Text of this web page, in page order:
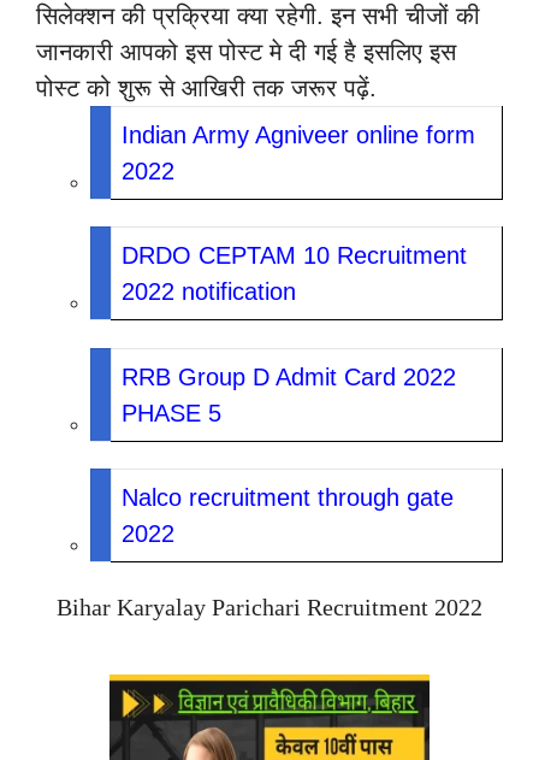
सिलेक्शन की प्रक्रिया क्या रहेगी. इन सभी चीजों की
जानकारी आपको इस पोस्ट मे दी गई है इसलिए इस
पोस्ट को शुरू से आखिरी तक जरूर पढ़ें.
Indian Army Agniveer online form
2022
DRDO CEPTAM 10 Recruitment
2022 notification
RRB Group D Admit Card 2022
PHASE 5
Nalco recruitment through gate
2022
Bihar Karyalay Parichari Recruitment 2022